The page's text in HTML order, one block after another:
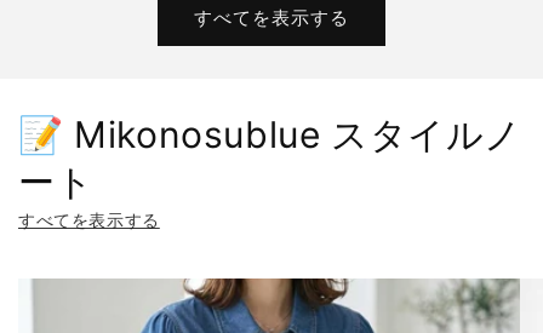
すべてを表示する
📝 Mikonosublue スタイルノ
ート
すべてを表示する